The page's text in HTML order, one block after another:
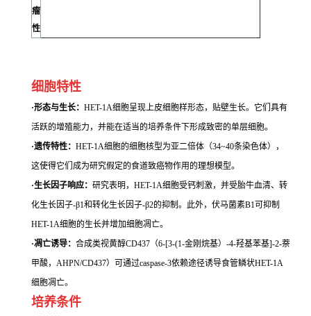
瘤
性
细胞特性
·形态与生长： HET-1A细胞呈现上皮细胞样形态，贴壁生长。它们具有
活跃的增殖能力，并能在适当的培养条件下形成致密的单层细胞。
·遗传特性： HET-1A细胞的细胞核型为亚二倍体（34~40条染色体），
这使得它们成为研究假定的食道致癌物作用的理想模型。
·生长因子响应： 研究表明，HET-1A细胞受钙刺激，并受胎牛血清、转
化生长因子-β1和转化生长因子-β2的抑制。此外，伏马菌素B1可抑制
HET-1A细胞的生长并增加细胞凋亡。
·凋亡诱导： 合成类视黄醇CD437（6-[3-(1-金刚烷基）-4-羟基苯基]-2-萘
甲酸，AHPN/CD437）可通过caspase-3依赖途径诱导食管鳞状HET-1A
细胞凋亡。
培养条件